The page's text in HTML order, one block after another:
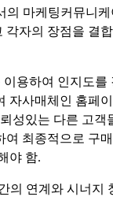
의 마케팅커뮤니케
자의 장점을 결
용하여 인지도를
자사매체인 홈페
성있는 다른 고객
여 최종적으로 구
야 함.
의 연계와 시너지